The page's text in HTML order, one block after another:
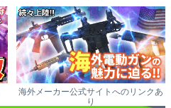
海外メーカー公式サイトへのリンクあ
り